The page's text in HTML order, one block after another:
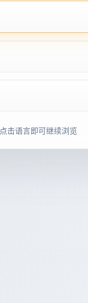
点击语言即可继续浏览